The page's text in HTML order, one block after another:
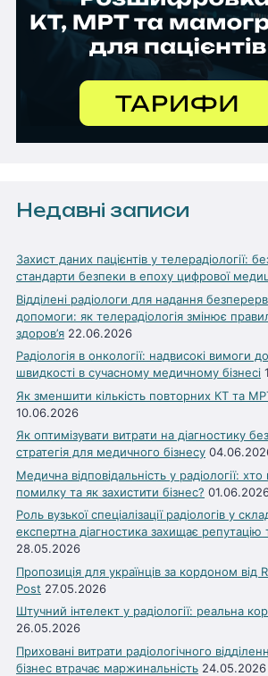
Недавні записи
Захист даних пацієнтів у телерадіології:
стандарти безпеки в епоху цифрової
Відділені радіологи для надання
допомоги: як телерадіологія змінює
здоров’я 22.06.2026
Радіологія в онкології: надвисокі вимоги
швидкості в сучасному медичному бізнесі
Як зменшити кількість повторних КТ та
10.06.2026
Як оптимізувати витрати на діагностику
стратегія для медичного бізнесу
Медична відповідальність у радіології: хто
помилку та як захистити бізнес?
Роль вузької спеціалізації радіологів у
експертна діагностика захищає репутацію
28.05.2026
Пропозиція для українців за кордоном від
Post 27.05.2026
Штучний інтелект у радіології: реальна
26.05.2026
Приховані витрати радіологічного
бізнес втрачає маржинальність 24.05.2026